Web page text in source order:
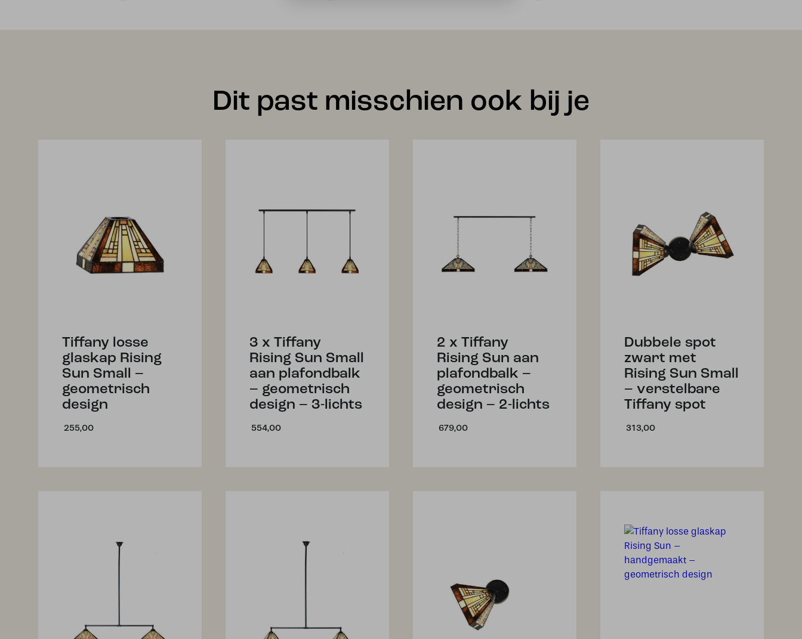
Dit past misschien ook bij je
Tiffany losse
glaskap Rising
Sun Small –
geometrisch
design
255,00
3 x Tiffany
Rising Sun Small
aan plafondbalk
– geometrisch
design – 3-lichts
554,00
2 x Tiffany
Rising Sun aan
plafondbalk –
geometrisch
design – 2-lichts
679,00
Dubbele spot
zwart met
Rising Sun Small
– verstelbare
Tiffany spot
313,00